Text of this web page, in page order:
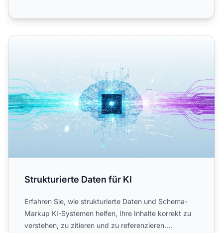
Strukturierte Daten für KI
Strukturierte Daten für KI
Erfahren Sie, wie strukturierte Daten und Schema-
Markup KI-Systemen helfen, Ihre Inhalte korrekt zu
verstehen, zu zitieren und zu referenzieren.